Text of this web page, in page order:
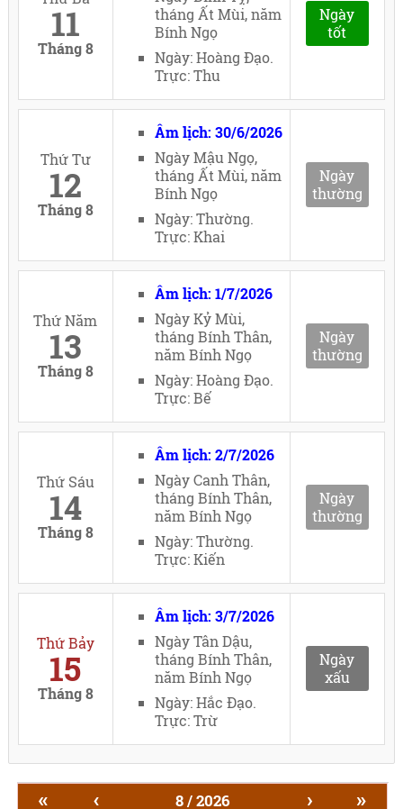
11
Tháng 8
tháng Ất Mùi, năm
Bính Ngọ
Ngày: Hoàng Đạo.
Trực: Thu
Ngày
tốt
Thứ Tư
12
Tháng 8
Âm lịch: 30/6/2026
Ngày Mậu Ngọ,
tháng Ất Mùi, năm
Bính Ngọ
Ngày: Thường.
Trực: Khai
Ngày
thường
Thứ Năm
13
Tháng 8
Âm lịch: 1/7/2026
Ngày Kỷ Mùi,
tháng Bính Thân,
năm Bính Ngọ
Ngày: Hoàng Đạo.
Trực: Bế
Ngày
thường
Thứ Sáu
14
Tháng 8
Âm lịch: 2/7/2026
Ngày Canh Thân,
tháng Bính Thân,
năm Bính Ngọ
Ngày: Thường.
Trực: Kiến
Ngày
thường
Thứ Bảy
15
Tháng 8
Âm lịch: 3/7/2026
Ngày Tân Dậu,
tháng Bính Thân,
năm Bính Ngọ
Ngày: Hắc Đạo.
Trực: Trừ
Ngày
xấu
« ‹ 8 / 2026 › »